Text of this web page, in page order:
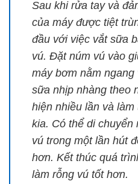
Sau khi rửa tay và
của máy được tiệt
đầu với việc vắt sữa
vú. Đặt núm vú vào
máy bơm nằm
sữa nhịp nhàng theo
hiện nhiều lần và
kia. Có thể di chuyển
vú trong một lần hút
hơn. Kết thúc quá
làm rỗng vú tốt hơn.